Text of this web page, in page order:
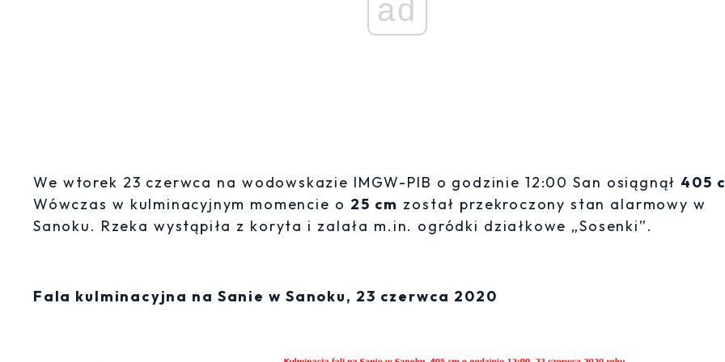
ad
We wtorek 23 czerwca na wodowskazie IMGW-PIB o godzinie 12:00 San osiągnął 405
Wówczas w kulminacyjnym momencie o 25 cm został przekroczony stan alarmowy w
Sanoku. Rzeka wystąpiła z koryta i zalała m.in. ogródki działkowe „Sosenki”.
Fala kulminacyjna na Sanie w Sanoku, 23 czerwca 2020